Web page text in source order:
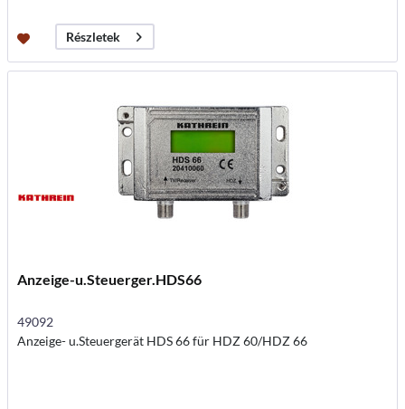
Részletek
Anzeige-u.Steuerger.HDS66
49092
Anzeige- u.Steuergerät HDS 66 für HDZ 60/HDZ 66